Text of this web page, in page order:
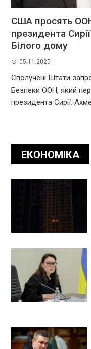
США просять ООН
президента
Білого дому
05.11.2025
Сполучені Штати
Безпеки ООН, який
президента Сирії.
ЕКОНОМІКА